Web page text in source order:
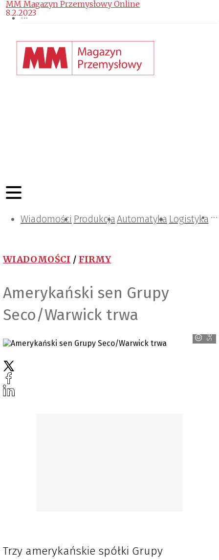
Wiadomości ProdukcjaAutomatyka Logistyka
Projektowanie i konstrukcje
Zarządzanie i IT
Tematy specjalne
WIADOMOŚCI / FIRMY
Amerykański sen Grupy
Seco/Warwick trwa
MM Magazyn Przemysłowy Online
8.2.2023
Trzy amerykańskie spółki Grupy